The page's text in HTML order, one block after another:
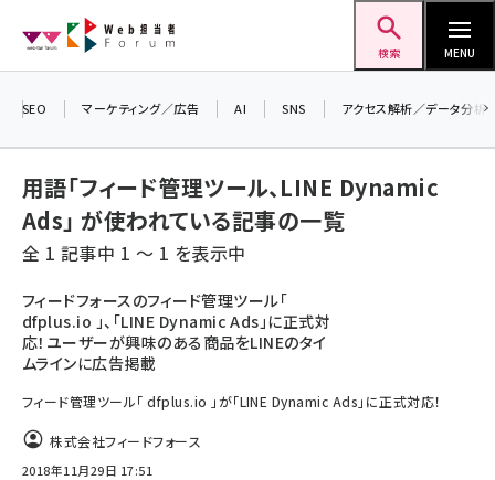
ン
検索 MENU
seo (3528)
ai (2811)
youtube (2439)
note (2315)
セミナー (2308)
z世代 (1623)
SEO マーケティング／広告 AI SNS アクセス解析／データ分析
用語「フィード管理ツール、LINE Dynamic
Ads」 が使われている記事の一覧
全 1 記事中 1 ～ 1 を表示中
フィードフォースのフィード管理ツール「
dfplus.io 」、「LINE Dynamic Ads」に正式対
応！ユーザーが興味のある商品をLINEのタイ
ムラインに広告掲載
フィード管理ツール「 dfplus.io 」が「LINE Dynamic Ads」に正式対応！
株式会社フィードフォース
2018年11月29日 17:51
＼ 8月27日開催、申し込み受付中！ ／
マーケティング フォーラム 2026」開催！
▼申し込みはこちらから▼